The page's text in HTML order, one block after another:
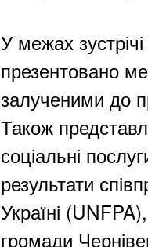
У межах
презентовано
залученими до
Також
соціальні
результати
Україні
громади